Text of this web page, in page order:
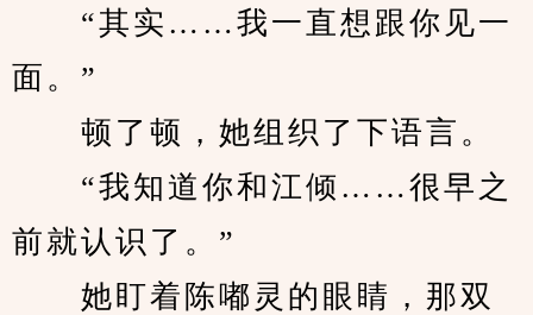
“其实……我一直想跟你见一
面。”
顿了顿，她组织了下语言。
“我知道你和江倾……很早之
前就认识了。”
她盯着陈嘟灵的眼睛，那双